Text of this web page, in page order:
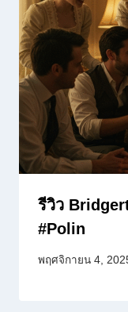
รีวิว
#Polin
พฤศจิกายน 4,